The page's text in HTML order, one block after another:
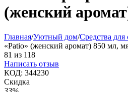
(женский
Главная/Уютный дом/Средства для
«Patio» (женский аромат) 850 мл,
81 из 118
Написать отзыв
КОД: 344230
Скидка